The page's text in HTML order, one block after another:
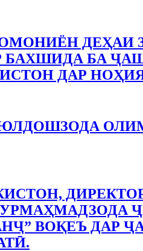
ДЕҲАИ
БА
ДАР
ВОҚЕЪ ДАР